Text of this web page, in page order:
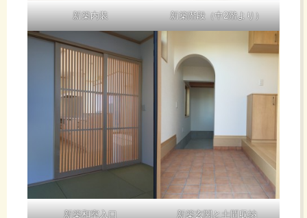
新築内装 新築階段（中2階より）
新築和室入口 新築玄関と土間収納